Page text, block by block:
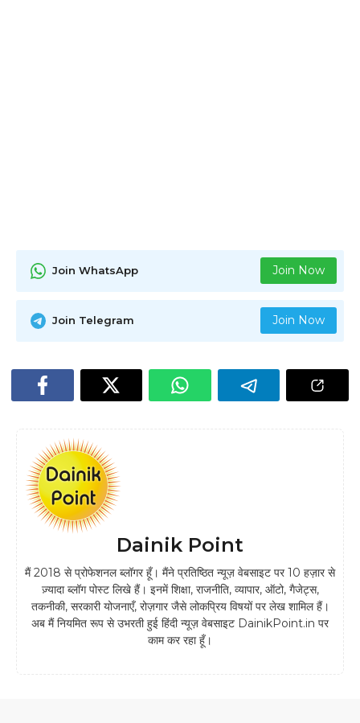
Join WhatsApp Join Now
Join Telegram Join Now
Dainik Point
मैं 2018 से प्रोफेशनल ब्लॉगर हूँ। मैंने प्रतिष्ठित न्यूज़ वेबसाइट पर 10 हज़ार से
ज़्यादा ब्लॉग पोस्ट लिखे हैं। इनमें शिक्षा, राजनीति, व्यापार, ऑटो, गैजेट्स,
तकनीकी, सरकारी योजनाएँ, रोज़गार जैसे लोकप्रिय विषयों पर लेख शामिल हैं।
अब मैं नियमित रूप से उभरती हुई हिंदी न्यूज़ वेबसाइट DainikPoint.in पर
काम कर रहा हूँ।